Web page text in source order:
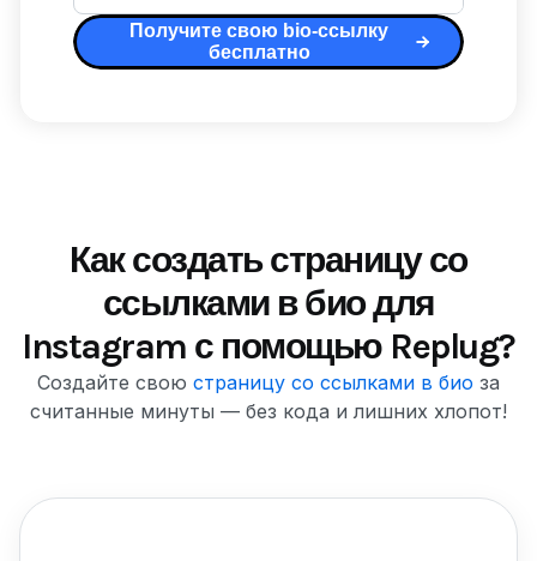
Получите свою bio-ссылку
бесплатно
Как создать страницу со
ссылками в био для
Instagram с помощью Replug?
Создайте свою страницу со ссылками в био за
считанные минуты — без кода и лишних хлопот!